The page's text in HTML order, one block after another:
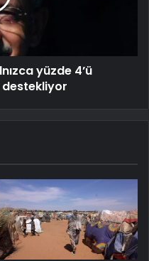
yüzde 4’ü
destekliyor